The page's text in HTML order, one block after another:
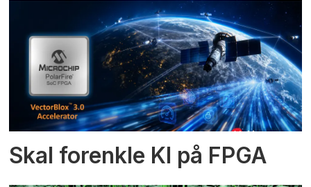
Skal forenkle KI på FPGA